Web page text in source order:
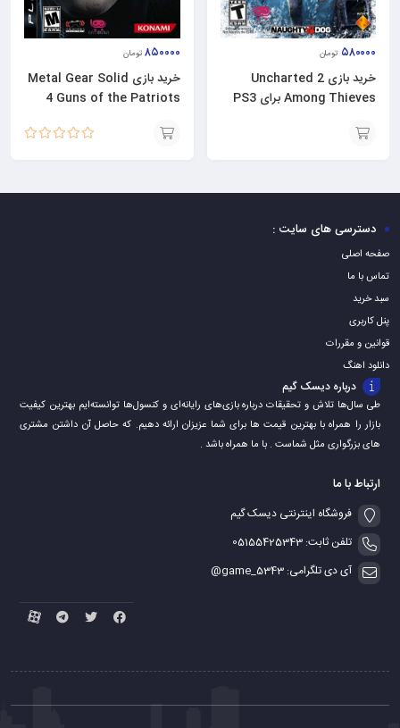
۵۸۰۰۰۰ تومان
خرید بازی Uncharted 2
Among Thieves برای PS3
۸۵۰۰۰۰ تومان
خرید بازی Metal Gear Solid
4 Guns of the Patriots
به
دسترسی های سایت :
صفحه اصلی
تماس با ما
سبد خرید
پنل کاربری
قوانین و مقررات
دانلود اهنگ
درباره دیسک گیم
طی سال‌ها تلاش و تحقیقات درباره بازی‌های رایانه‌ای و کنسول‌ها توانسته‌ایم بهترین کیفیت
بازار را همراه با بهترین قیمت ها برای شما عزیزان ارائه دهیم. که حاصل آن داشتن مشتری
های بزرگواری مثل شماست . با ما همراه باشد .
ارتباط با ما
فروشگاه اینترنتی دیسک گیم
تلفن ثابت: 05155425343
آی دی تلگرامی: game_5343@